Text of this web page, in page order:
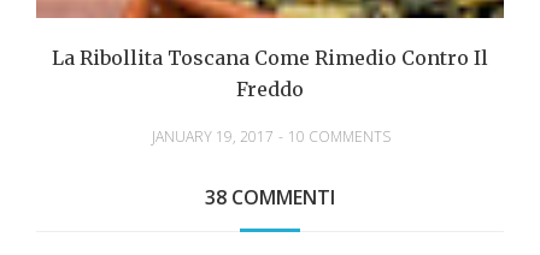
La Ribollita Toscana Come Rimedio Contro Il
Freddo
JANUARY 19, 2017 - 10 COMMENTS
38 COMMENTI